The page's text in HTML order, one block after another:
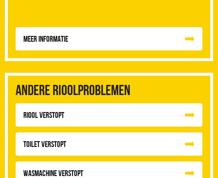
Meer informatie
Andere rioolproblemen
Riool Verstopt
Toilet Verstopt
Wasmachine verstopt